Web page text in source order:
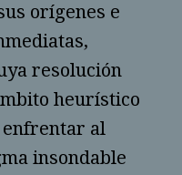
orígenes e
resolución
heurístico
enfrentar al
insondable